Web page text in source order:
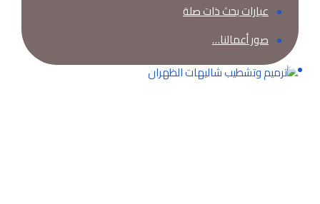
عبارات بحث ذات صلة
صور أعمالنا…